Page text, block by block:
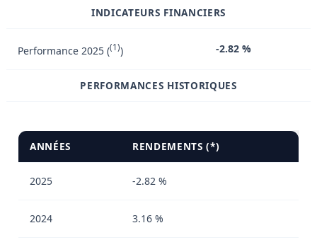
INDICATEURS FINANCIERS
Performance 2025 ((1)) -2.82 %
PERFORMANCES HISTORIQUES
ANNÉES RENDEMENTS (*)
2025 -2.82 %
2024 3.16 %